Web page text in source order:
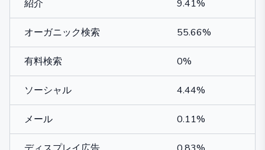
紹介 9.41%
オーガニック検索 55.66%
有料検索 0%
ソーシャル 4.44%
メール 0.11%